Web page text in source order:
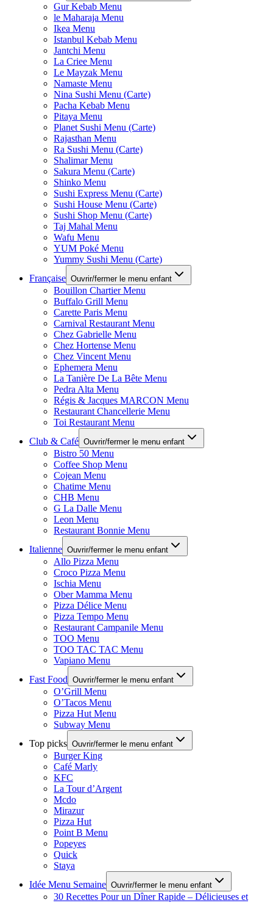
Gur Kebab Menu
le Maharaja Menu
Ikea Menu
Istanbul Kebab Menu
Jantchi Menu
La Criee Menu
Le Mayzak Menu
Namaste Menu
Nina Sushi Menu (Carte)
Pacha Kebab Menu
Pitaya Menu
Planet Sushi Menu (Carte)
Rajasthan Menu
Ra Sushi Menu (Carte)
Shalimar Menu
Sakura Menu (Carte)
Shinko Menu
Sushi Express Menu (Carte)
Sushi House Menu (Carte)
Sushi Shop Menu (Carte)
Taj Mahal Menu
Wafu Menu
YUM Poké Menu
Yummy Sushi Menu (Carte)
Française Ouvrir/fermer le menu enfant
Bouillon Chartier Menu
Buffalo Grill Menu
Carette Paris Menu
Carnival Restaurant Menu
Chez Gabrielle Menu
Chez Hortense Menu
Chez Vincent Menu
Ephemera Menu
La Tanière De La Bête Menu
Pedra Alta Menu
Régis & Jacques MARCON Menu
Restaurant Chancellerie Menu
Toi Restaurant Menu
Club & Café Ouvrir/fermer le menu enfant
Bistro 50 Menu
Coffee Shop Menu
Cojean Menu
Chatime Menu
CHB Menu
G La Dalle Menu
Leon Menu
Restaurant Bonnie Menu
Italienne Ouvrir/fermer le menu enfant
Allo Pizza Menu
Croco Pizza Menu
Ischia Menu
Ober Mamma Menu
Pizza Délice Menu
Pizza Tempo Menu
Restaurant Campanile Menu
TOO Menu
TOO TAC TAC Menu
Vapiano Menu
Fast Food Ouvrir/fermer le menu enfant
O’Grill Menu
O’Tacos Menu
Pizza Hut Menu
Subway Menu
Top picks Ouvrir/fermer le menu enfant
Burger King
Café Marly
KFC
La Tour d’Argent
Mcdo
Mirazur
Pizza Hut
Point B Menu
Popeyes
Quick
Staya
Idée Menu Semaine Ouvrir/fermer le menu enfant
30 Recettes Pour un Dîner Rapide – Délicieuses et